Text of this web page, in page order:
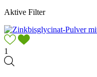
Aktive Filter
1